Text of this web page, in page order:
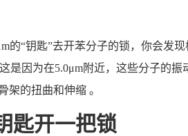
的“钥匙”去开苯分子的锁，你会发
是因为在5.0μm附近，这些分子的
架的扭曲和伸缩 。
匙开一把锁